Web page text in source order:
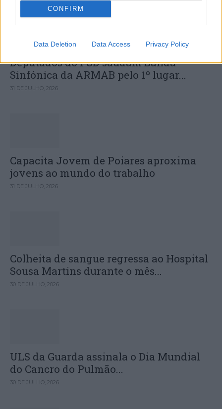
CONFIRM
Data Deletion Data Access Privacy Policy
Deputados do PSD saúdam Banda
Sinfónica da ARMAB pelo 1º lugar...
31 DE JULHO, 2026
Capacita Jovem de Poiares aproxima
jovens ao mundo do trabalho
31 DE JULHO, 2026
Colheita de sangue regressa ao Hospital
Sousa Martins durante o mês...
30 DE JULHO, 2026
ULS da Guarda assinala o Dia Mundial
do Cancro do Pulmão...
30 DE JULHO, 2026